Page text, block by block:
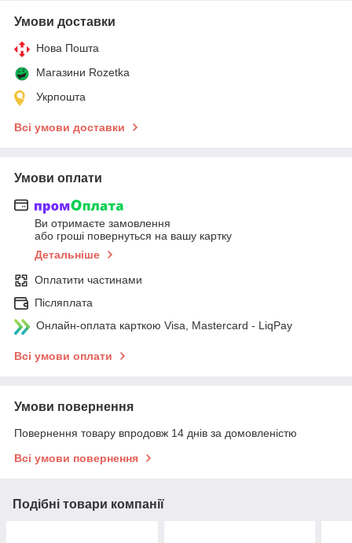
Умови доставки
Нова Пошта
Магазини Rozetka
Укрпошта
Всі умови доставки
Умови оплати
Ви отримаєте замовлення
або гроші повернуться на вашу картку
Детальніше
Оплатити частинами
Післяплата
Онлайн-оплата карткою Visa, Mastercard - LiqPay
Всі умови оплати
Умови повернення
Повернення товару впродовж 14 днів за домовленістю
Всі умови повернення
Подібні товари компанії